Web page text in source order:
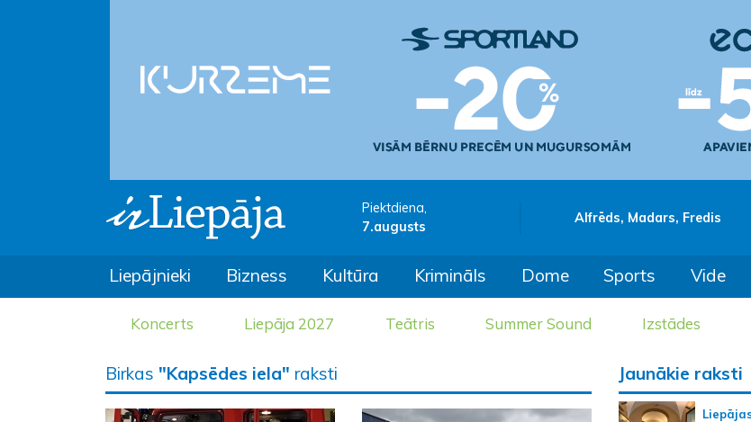
Piektdiena,
7.augusts
Alfrēds, Madars, Fredis
Liepājnieki Bizness Kultūra Krimināls Dome Sports Vide
Koncerts Liepāja 2027 Teātris Summer Sound Izstādes
Birkas "Kapsēdes iela" raksti Jaunākie raksti